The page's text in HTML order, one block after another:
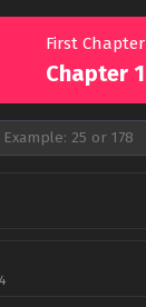
First Chapter
Chapter 1